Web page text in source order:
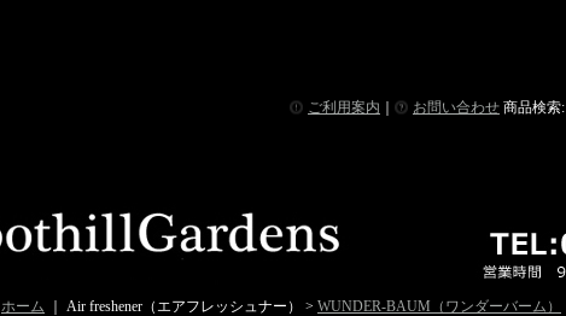
ご利用案内 お問い合わせ 商品検索:
ホーム ｜ Air freshener（エアフレッシュナー） > WUNDER-BAUM（ワンダーバーム）